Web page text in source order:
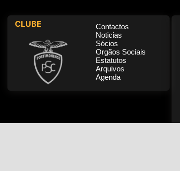
CLUBE
Contactos
Noticias
Sócios
Orgãos Sociais
Estatutos
Arquivos
Agenda